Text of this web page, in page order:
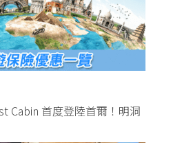
Cabin 首度登陸首爾！明洞